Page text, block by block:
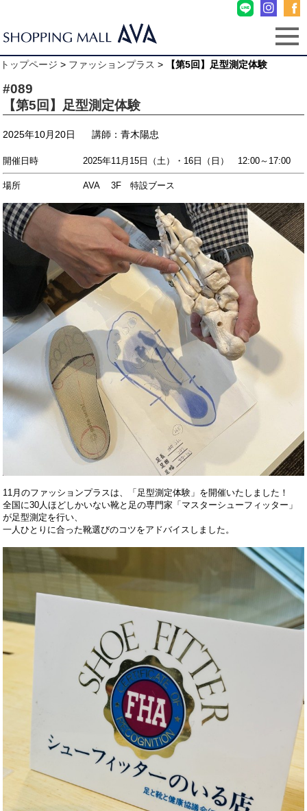
トップページ > ファッションプラス > 【第5回】足型測定体験
#089
【第5回】足型測定体験
2025年10月20日 講師：青木陽忠
開催日時 2025年11月15日（土）・16日（日） 12:00～17:00
場所 AVA 3F 特設ブース
11月のファッションプラスは、「足型測定体験」を開催いたしました！
全国に30人ほどしかいない靴と足の専門家「マスターシューフィッター」
が足型測定を行い、
一人ひとりに合った靴選びのコツをアドバイスしました。